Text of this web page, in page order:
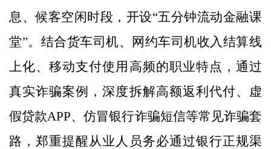
息、候客空闲时段，开设“五分钟流动金融课
堂”。结合货车司机、网约车司机收入结算线
上化、移动支付使用高频的职业特点，通过
真实诈骗案例，深度拆解高额返利代付、虚
假贷款APP、仿冒银行诈骗短信等常见诈骗套
路，郑重提醒从业人员务必通过银行正规渠